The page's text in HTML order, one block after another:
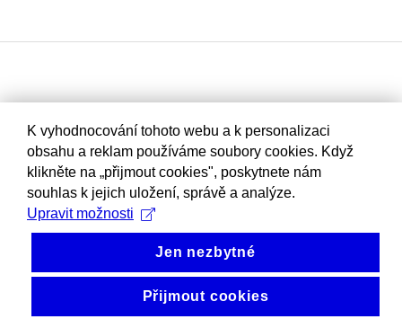
K vyhodnocování tohoto webu a k personalizaci
obsahu a reklam používáme soubory cookies. Když
klikněte na „přijmout cookies", poskytnete nám
souhlas k jejich uložení, správě a analýze.
Upravit možnosti
Jen nezbytné
Přijmout cookies